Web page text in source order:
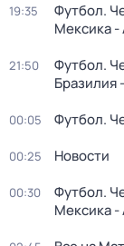
19:35
Футбол.
Мексика -
21:50
Футбол.
Бразилия
00:05 Футбол.
00:25 Новости
00:30
Футбол.
Мексика -